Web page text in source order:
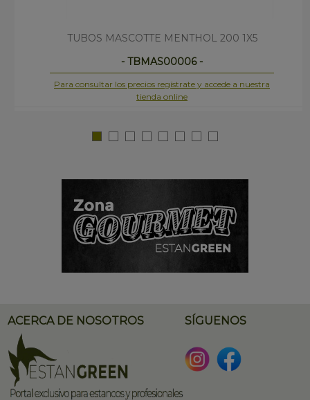
TUBOS MASCOTTE MENTHOL 200 1X5
- TBMAS00006 -
Para consultar los precios regístrate y accede a nuestra
tienda online
ACERCA DE NOSOTROS SÍGUENOS